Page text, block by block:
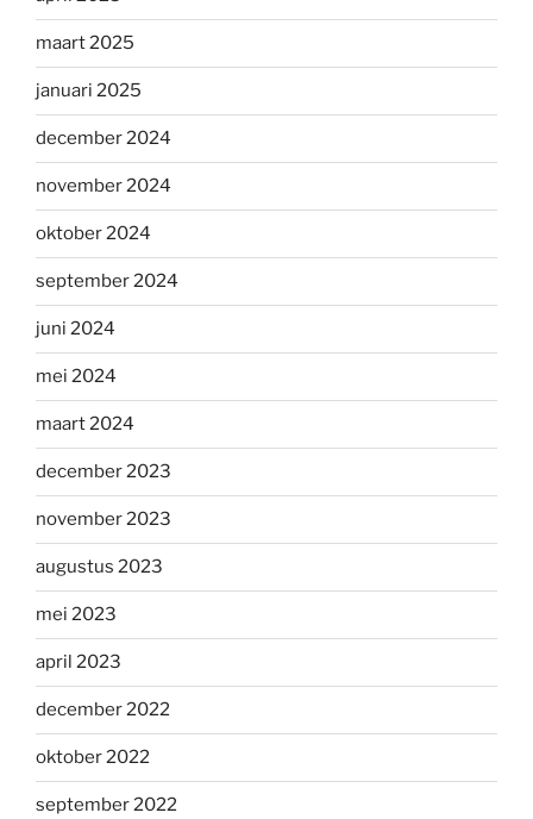
maart 2025
januari 2025
december 2024
november 2024
oktober 2024
september 2024
juni 2024
mei 2024
maart 2024
december 2023
november 2023
augustus 2023
mei 2023
april 2023
december 2022
oktober 2022
september 2022